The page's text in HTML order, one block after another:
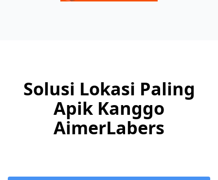
Solusi Lokasi Paling
Apik Kanggo
AimerLabers